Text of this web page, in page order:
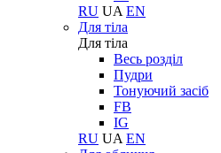
RU UA EN
Для тіла
Для тіла
Весь розділ
Пудри
Тонуючий засіб
FB
IG
RU UA EN